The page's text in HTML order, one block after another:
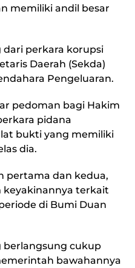
memiliki andil besar
perkara korupsi
Daerah (Sekda)
Pengeluaran.
pedoman bagi Hakim
pidana
bukti yang memiliki
dia.
pertama dan kedua,
terkait
di Bumi Duan
berlangsung cukup
bawahannya